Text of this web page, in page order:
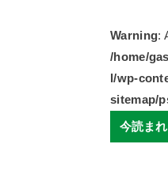
Warning:
/home/
l/wp-
sitemap/
今読ま